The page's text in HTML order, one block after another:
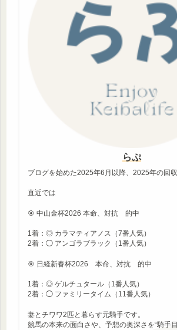
らぷ
ブログを始めた2025年6月以降、2025年の回
直近では
🎯 中山金杯2026 本命、対抗 的中
1着：◎ カラマティアノス（7番人気）
2着：◯ アンゴラブラック（1番人気）
🎯 日経新春杯2026 本命、対抗 的中
1着：◎ ゲルチュタール（1番人気）
2着：◯ ファミリータイム（11番人気）
妻とチワワ2匹と暮らす元騎手です。
競馬の本来の面白さや、予想の奥深さを“騎手